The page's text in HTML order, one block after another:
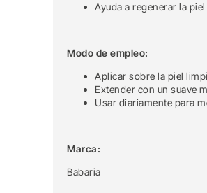
Ayuda a regenerar la piel
Modo de empleo:
Aplicar sobre la piel
Extender con un suave
Usar diariamente para
Marca:
Babaria